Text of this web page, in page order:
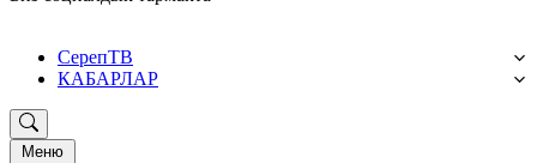
СерепТВ
КАБАРЛАР
Меню